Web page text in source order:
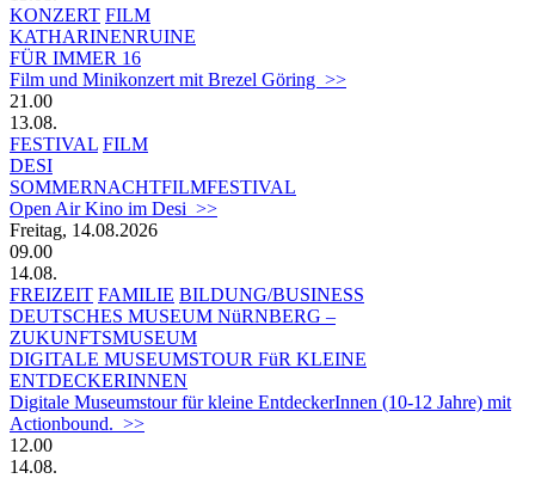
KONZERT FILM
KATHARINENRUINE
FÜR IMMER 16
Film und Minikonzert mit Brezel Göring >>
21.00
13.08.
FESTIVAL FILM
DESI
SOMMERNACHTFILMFESTIVAL
Open Air Kino im Desi >>
Freitag, 14.08.2026
09.00
14.08.
FREIZEIT FAMILIE BILDUNG/BUSINESS
DEUTSCHES MUSEUM NüRNBERG –
ZUKUNFTSMUSEUM
DIGITALE MUSEUMSTOUR FüR KLEINE
ENTDECKERINNEN
Digitale Museumstour für kleine EntdeckerInnen (10-12 Jahre) mit
Actionbound. >>
12.00
14.08.